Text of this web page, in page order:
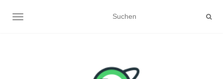
NAVIGATION UMSCHALTEN